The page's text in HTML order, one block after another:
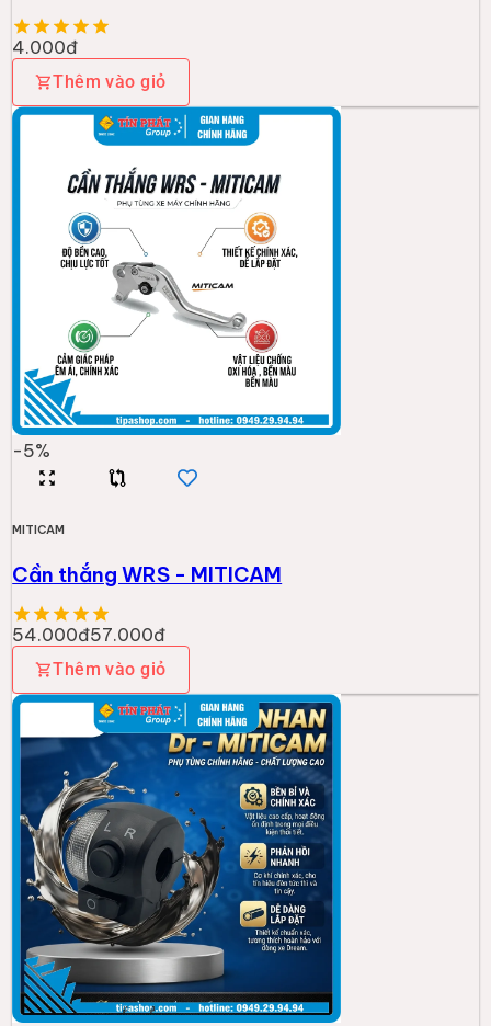
4.000đ
Thêm vào giỏ
-5%
MITICAM
Cần thắng WRS - MITICAM
54.000đ57.000đ
Thêm vào giỏ